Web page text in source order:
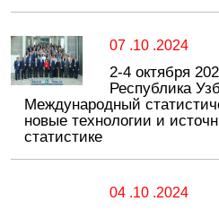
07 .10 .2024
2-4 октября
Республика
Международный
новые технологии и
статистике
04 .10 .2024